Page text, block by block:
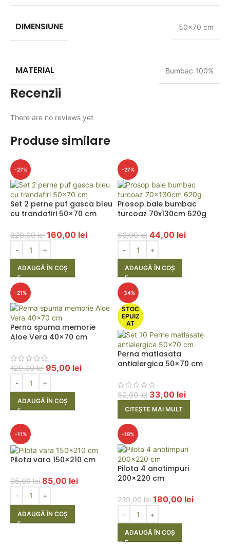
DIMENSIUNE 50x70 cm
MATERIAL Bumbac 100%
Recenzii
There are no reviews yet
Produse similare
-27%
Set 2 perne puf gasca bleu
cu trandafiri 50×70 cm
220,00lei 160,00 lei
ADAUGĂ ÎN COȘ
-27%
Prosop baie bumbac
turcoaz 70x130cm 620g
60,00lei 44,00 lei
ADAUGĂ ÎN COȘ
-21%
Perna spuma memorie
Aloe Vera 40×70 cm
120,00lei 95,00 lei
ADAUGĂ ÎN COȘ
-34%
STOC
EPUIZ
AT
Perna matlasata
antialergica 50×70 cm
50,00lei 33,00 lei
CITEȘTE MAI MULT
-11%
Pilota vara 150×210 cm
95,00lei 85,00 lei
ADAUGĂ ÎN COȘ
-18%
Pilota 4 anotimpuri
200×220 cm
219,00lei 180,00 lei
ADAUGĂ ÎN COȘ